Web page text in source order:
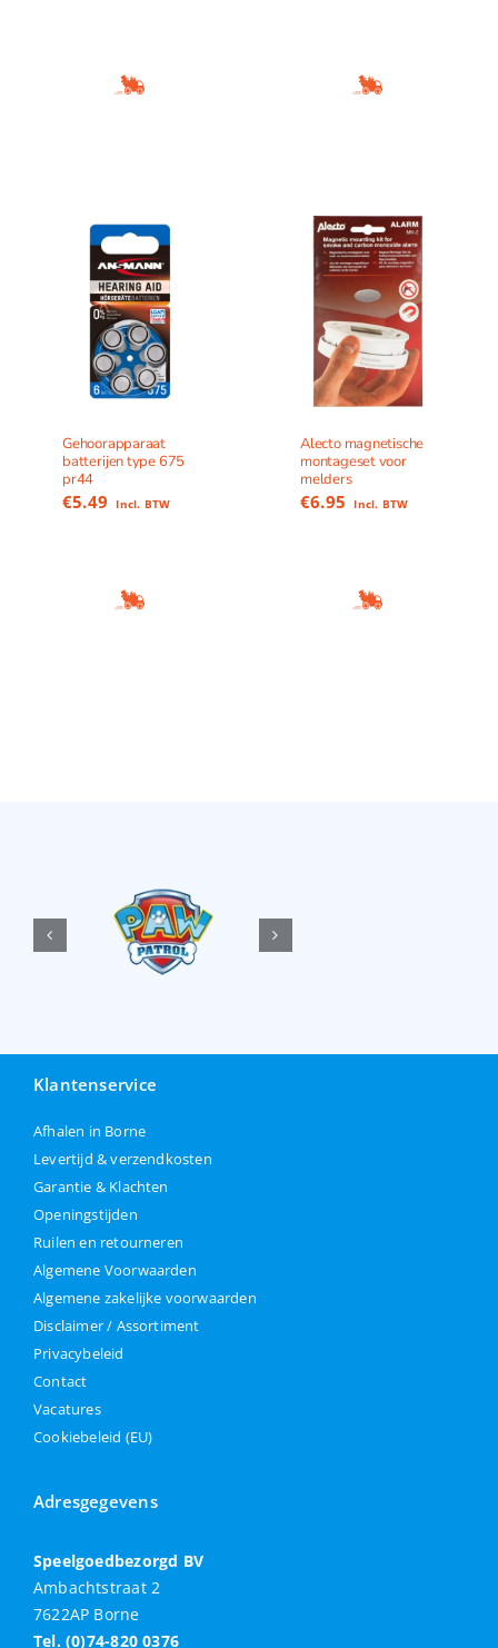
Gehoorapparaat
batterijen type 675
pr44
€5.49 Incl. BTW
Alecto magnetische
montageset voor
melders
€6.95 Incl. BTW
Klantenservice
Afhalen in Borne
Levertijd & verzendkosten
Garantie & Klachten
Openingstijden
Ruilen en retourneren
Algemene Voorwaarden
Algemene zakelijke voorwaarden
Disclaimer / Assortiment
Privacybeleid
Contact
Vacatures
Cookiebeleid (EU)
Adresgegevens
Speelgoedbezorgd BV
Ambachtstraat 2
7622AP Borne
Tel. (0)74-820 0376